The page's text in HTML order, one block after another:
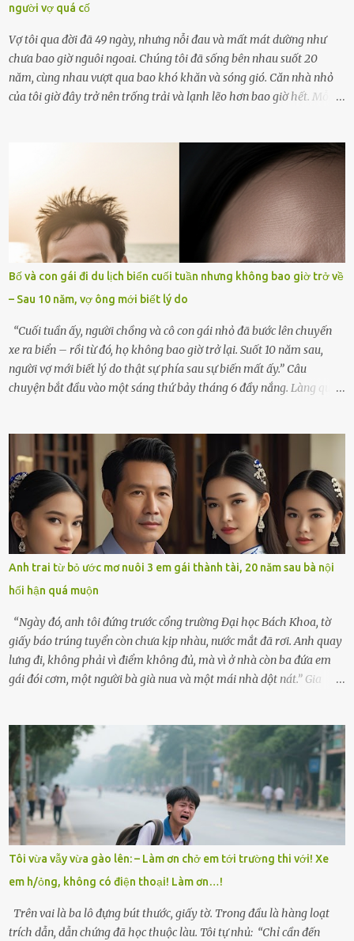
người vợ quá cố
Vợ tôi qua đời đã 49 ngày, nhưng nỗi đau và mất mát dường như
chưa bao giờ nguôi ngoai. Chúng tôi đã sống bên nhau suốt 20
năm, cùng nhau vượt qua bao khó khăn và sóng gió. Căn nhà nhỏ
của tôi giờ đây trở nên trống trải và lạnh lẽo hơn bao giờ hết. Mỗi
rơi vào khoảng trống vô tận, chẳng còn muốn làm gì ngoài việc
ngồi lặng lẽ nhớ về cô ấy. Nhưng cuộc sống không cho phép tôi mãi
chìm đắm trong đau khổ. Họ hàng, bạn bè và những người thân
thiết đã đến bên, giúp tôi tổ chức tang lễ chu toàn. Và hôm nay là
ngày giỗ đầu tiên của vợ, 49 ngày sau khi cô ấy rời xa tôi mãi
mãi.Buổi sáng hôm đó, sau khi cúng cơm xong, tôi quyết định lên
sắp xếp lại bàn thờ vợ. Mọi thứ vẫn như mọi ngày, nhưng có điều gì
đó kỳ lạ mà tôi không thể giải thích được. Trong khoảnh khắc tôi
cúi xuống lau chùi bát hương, một luồng gió lạ thoáng qua, khiến
tôi giật mình. Và rồi, một chuyện kinh...
Bố và con gái đi du lịch biển cuối tuần nhưng không bao giờ trở về
– Sau 10 năm, vợ ông mới biết lý do
“Cuối tuần ấy, người chồng và cô con gái nhỏ đã bước lên chuyến
xe ra biển – rồi từ đó, họ không bao giờ trở lại. Suốt 10 năm sau,
người vợ mới biết lý do thật sự phía sau sự biến mất ấy.” Câu
chuyện bắt đầu vào một sáng thứ bảy tháng 6 đầy nắng. Làng quê
không kém. Ông Minh, vốn là một người đàn ông điềm đạm, ít nói,
hôm ấy lại đặc biệt vui vẻ. Ông chuẩn bị hành lý cho chuyến đi biển
cùng cô con gái 8 tuổi tên Thảo. “Em ở nhà nghỉ ngơi nhé, anh đưa
con đi biển hai ngày, để nó được ngắm sóng, nghịch cát. Về chắc nó
sẽ kể cho em nghe cả tuần không hết chuyện.” – Ông Minh cười
hiền, vuốt tóc vợ. Bà Hạnh nhìn chồng và con gái ríu rít chuẩn bị mà
lòng cũng rộn ràng. Bà vốn ít có dịp đi xa vì còn bận buôn bán ở chợ,
nên lần này cũng đành ở nhà. Thảo ôm chầm lấy mẹ trước khi đi:
“Con sẽ nhặt thật nhiều vỏ sò cho mẹ nhé!” Chiếc xe khách lăn
bánh rời khỏi bến...
Anh trai từ bỏ ước mơ nuôi 3 em gái thành tài, 20 năm sau bà nội
hối hận quá muộn
“Ngày đó, anh tôi đứng trước cổng trường Đại học Bách Khoa, tờ
giấy báo trúng tuyển còn chưa kịp nhàu, nước mắt đã rơi. Anh quay
lưng đi, không phải vì điểm không đủ, mà vì ở nhà còn ba đứa em
gái đói cơm, một người bà già nua và một mái nhà dột nát.” Gia
có tin tức. Mọi gánh nặng đổ dồn lên đôi vai gầy guộc của bà nội –
cụ Nguyễn Thị Đào – và cậu con trai cả là Trí, lúc đó mới chỉ 17 tuổi.
Trí là học sinh giỏi toàn huyện, học lớp 12 nhưng đã biết làm ruộng,
làm thuê, biết đi cày thuê từ 4h sáng rồi lại tất tả về đi học. Người
trong làng thương lắm, bảo: “Thằng Trí học giỏi mà hiền, sau này
nên ông này bà nọ đó!” Trí có ba cô em gái: Mai, Lan và Hương – ba
cái tên mẹ đặt lúc còn sống, mong tụi nhỏ sau này như hoa mai nở
giữa mùa đông. Nhưng hoa có đẹp mấy cũng cần đất màu, mà nhà
thì chỉ toàn đất sỏi đá và khốn khó. Năm đó, Trí đỗ Đại học Bách
Khoa Hà...
Tôi vừa vẫy vừa gào lên: – Làm ơn chở em tới trường thi với! Xe
em h/ỏng, không có điện thoại! Làm ơn…!
Trên vai là ba lô đựng bút thước, giấy tờ. Trong đầu là hàng loạt
trích dẫn, dẫn chứng đã học thuộc làu. Tôi tự nhủ: “Chỉ cần đến